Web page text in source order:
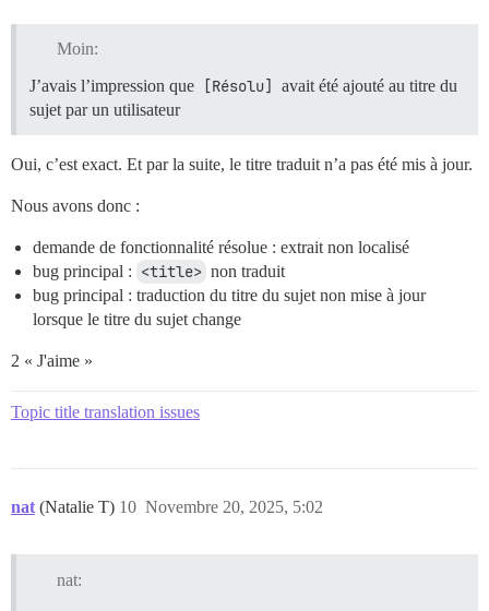
Moin:
J’avais l’impression que
[Résolu]
avait été ajouté au titre du
sujet par un utilisateur
Oui, c’est exact. Et par la suite, le titre traduit n’a pas été mis à jour.
Nous avons donc :
demande de fonctionnalité résolue : extrait non localisé
bug principal : <title> non traduit
bug principal : traduction du titre du sujet non mise à jour
lorsque le titre du sujet change
2 « J'aime »
Topic title translation issues
nat (Natalie T) Novembre 20, 2025, 5:02
10
nat: